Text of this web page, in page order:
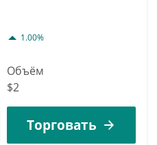
1.00%
Объём
$2
Торговать